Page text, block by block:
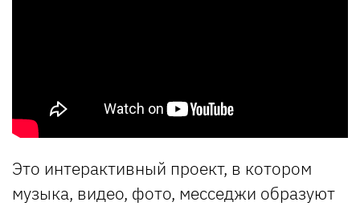
Это интерактивный проект, в котором
музыка, видео, фото, месседжи образуют